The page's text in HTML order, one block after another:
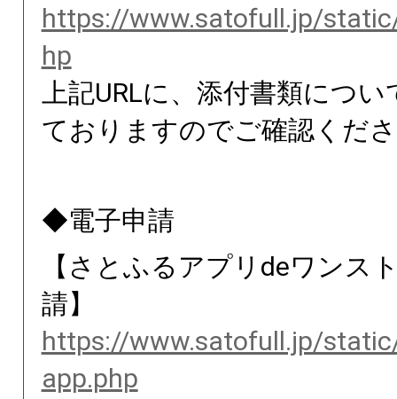
https://www.satofull.jp/
hp
上記URLに、添付書類につい
ておりますのでご確認くだ
◆電子申請
【さとふるアプリdeワンス
請】
https://www.satofull.jp/
app.php